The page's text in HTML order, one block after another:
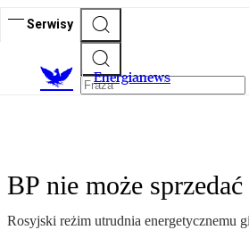
Serwisy
Energianews
BP nie może
Rosyjski reżim utrudnia energetycznemu